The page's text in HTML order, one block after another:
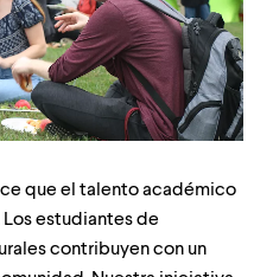
que el talento académico
estudiantes de
contribuyen con un